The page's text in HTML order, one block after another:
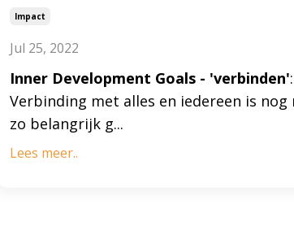
Impact
Jul 25, 2022
Inner Development Goals - 'verbinden':
Verbinding met alles en iedereen is nog
zo belangrijk g...
Lees meer..